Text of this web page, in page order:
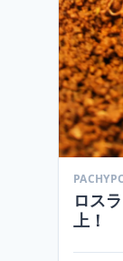
ロス
上！